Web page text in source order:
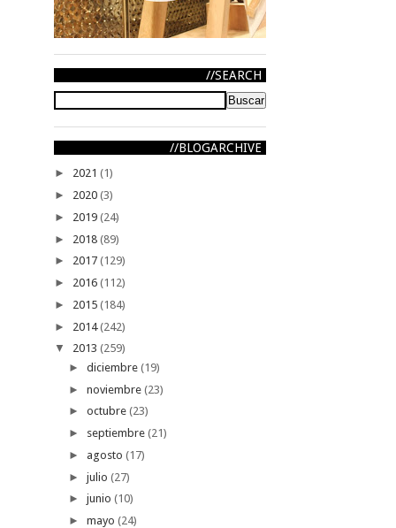
SEARCH
BLOGARCHIVE
► 2021 (1)
► 2020 (3)
► 2019 (24)
► 2018 (89)
► 2017 (129)
► 2016 (112)
► 2015 (184)
► 2014(242)
▼ 2013 (259)
► diciembre (19)
► noviembre (23)
► octubre (23)
► septiembre (21)
► agosto (17)
► julio (27)
► junio (10)
► mayo (24)